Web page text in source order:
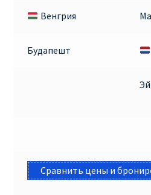
Венгрия
Будапешт
Сравнить цены и